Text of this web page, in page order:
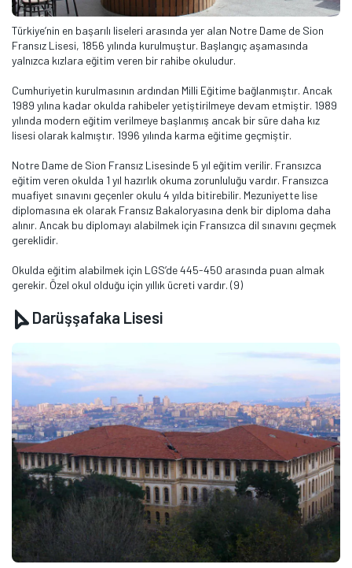
Türkiye’nin en başarılı liseleri arasında yer alan Notre Dame de Sion
Fransız Lisesi, 1856 yılında kurulmuştur. Başlangıç aşamasında
yalnızca kızlara eğitim veren bir rahibe okuludur.
Cumhuriyetin kurulmasının ardından Milli Eğitime bağlanmıştır. Ancak
1989 yılına kadar okulda rahibeler yetiştirilmeye devam etmiştir. 1989
yılında modern eğitim verilmeye başlanmış ancak bir süre daha kız
lisesi olarak kalmıştır. 1996 yılında karma eğitime geçmiştir.
Notre Dame de Sion Fransız Lisesinde 5 yıl eğitim verilir. Fransızca
eğitim veren okulda 1 yıl hazırlık okuma zorunluluğu vardır. Fransızca
muafiyet sınavını geçenler okulu 4 yılda bitirebilir. Mezuniyette lise
diplomasına ek olarak Fransız Bakaloryasına denk bir diploma daha
alınır. Ancak bu diplomayı alabilmek için Fransızca dil sınavını geçmek
gereklidir.
Okulda eğitim alabilmek için LGS’de 445-450 arasında puan almak
gerekir. Özel okul olduğu için yıllık ücreti vardır. (9)
Darüşşafaka Lisesi